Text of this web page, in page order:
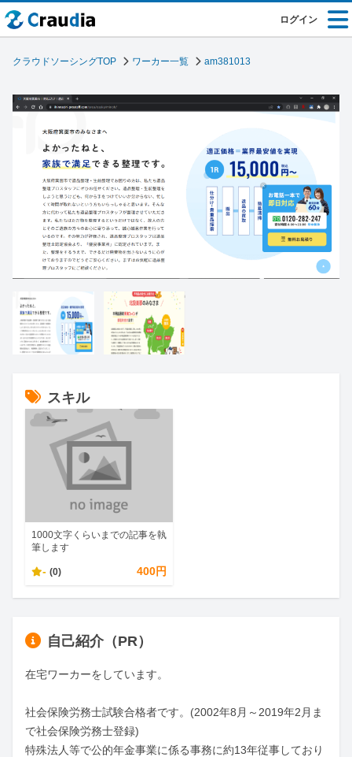
ログイン
クラウドソーシングTOP ワーカー一覧 am381013
スキル
1000文字くらいまでの記事を執
筆します
- (0) 400円
自己紹介（PR）
在宅ワーカーをしています。
社会保険労務士試験合格者です。(2002年8月～2019年2月ま
で社会保険労務士登録)
特殊法人等で公的年金事業に係る事務に約13年従事しており